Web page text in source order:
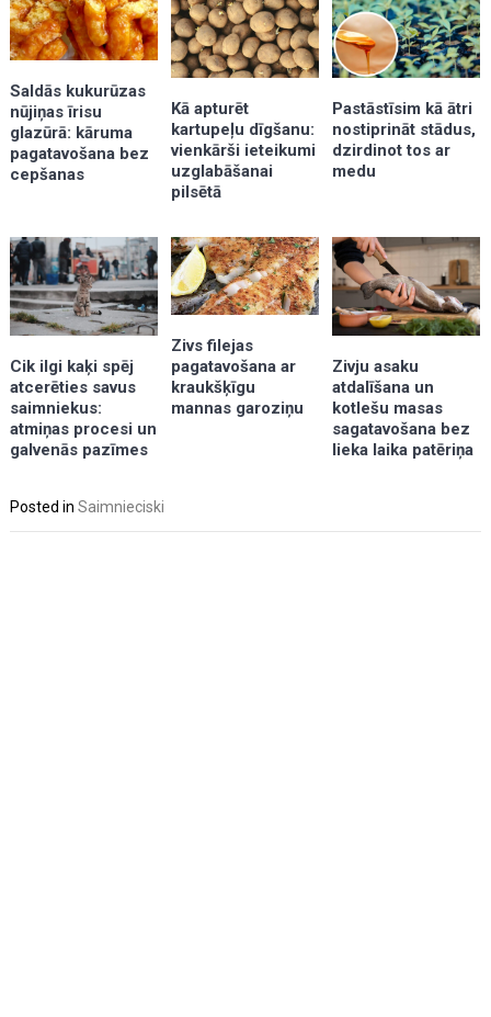
Saldās kukurūzas
nūjiņas īrisu
glazūrā: kāruma
pagatavošana bez
cepšanas
Kā apturēt
kartupeļu dīgšanu:
vienkārši ieteikumi
uzglabāšanai
pilsētā
Pastāstīsim kā ātri
nostiprināt stādus,
dzirdinot tos ar
medu
Cik ilgi kaķi spēj
atcerēties savus
saimniekus:
atmiņas procesi un
galvenās pazīmes
Zivs filejas
pagatavošana ar
kraukšķīgu
mannas garoziņu
Zivju asaku
atdalīšana un
kotlešu masas
sagatavošana bez
lieka laika patēriņa
Posted inSaimnieciski